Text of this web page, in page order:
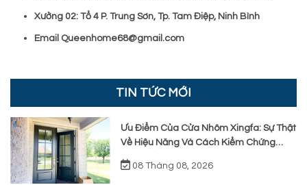
Xưởng 02: Tổ 4 P. Trung Sơn, Tp. Tam Điệp, Ninh Bình
Email Queenhome68@gmail.com
TIN TỨC MỚI
Ưu Điểm Của Cửa Nhôm Xingfa: Sự Thật
Về Hiệu Năng Và Cách Kiểm Chứng
Thực Tế Khi Lắp Đặt
08 Tháng 08, 2026